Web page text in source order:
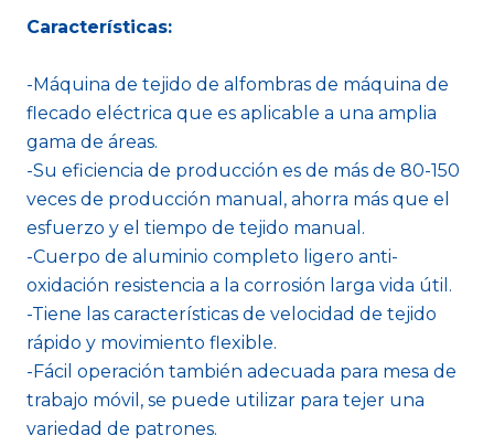
Características:
-Máquina de tejido de alfombras de máquina de
flecado eléctrica que es aplicable a una amplia
gama de áreas.
-Su eficiencia de producción es de más de 80-150
veces de producción manual, ahorra más que el
esfuerzo y el tiempo de tejido manual.
-Cuerpo de aluminio completo ligero anti-
oxidación resistencia a la corrosión larga vida útil.
-Tiene las características de velocidad de tejido
rápido y movimiento flexible.
-Fácil operación también adecuada para mesa de
trabajo móvil, se puede utilizar para tejer una
variedad de patrones.